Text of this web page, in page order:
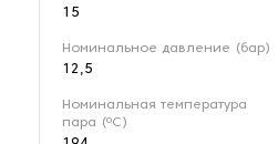
15
Номинальное давление (бар)
12,5
Номинальная температура
пара (ºС)